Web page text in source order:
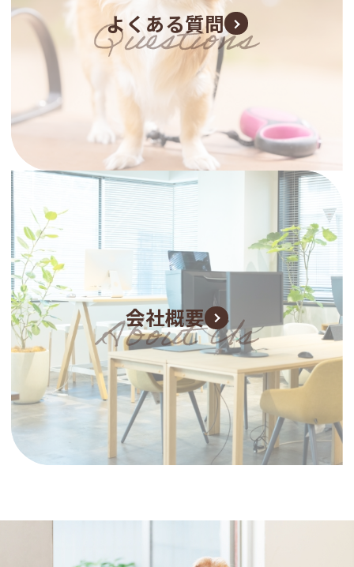
よくある質問
会社概要